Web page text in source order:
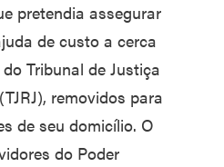
pretendia assegurar
de custo a cerca
Tribunal de Justiça
removidos para
de seu domicílio. O
do Poder